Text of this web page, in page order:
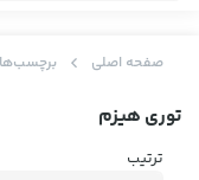
صفحه اصلی برچسب‌ها
توری هیزم
ترتیب